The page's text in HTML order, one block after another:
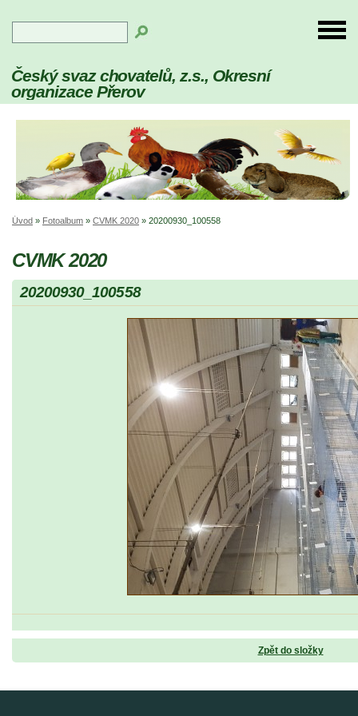
Český svaz chovatelů, z.s., Okresní
organizace Přerov
Úvod » Fotoalbum » CVMK 2020 » 20200930_100558
CVMK 2020
20200930_100558
Zpět do složky